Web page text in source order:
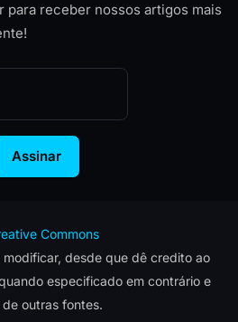
para receber nossos artigos mais
Assinar
Commons
desde que dê credito ao
especificado em contrário e
outras fontes.